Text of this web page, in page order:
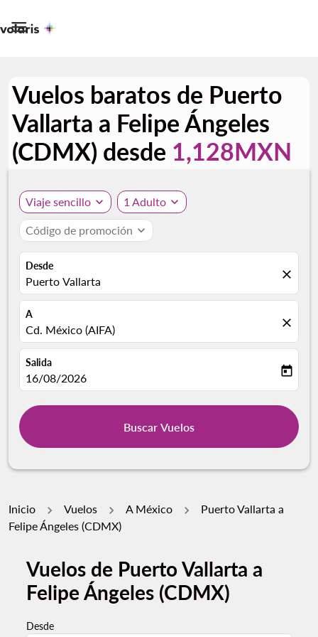

Vuelos baratos de Puerto
Vallarta a Felipe Ángeles
(CDMX) desde 1,128MXN
Viaje sencillo expand_more 1 Adulto expand_more
Código de promoción expand_more
Desde
Puerto Vallarta close
A
Cd. México (AIFA) close
Salida
fc-booking-departure-date-aria-label
16/08/2026 today
Buscar Vuelos
Inicio Vuelos A México
Puerto Vallarta a
Felipe Ángeles (CDMX)
Vuelos de Puerto Vallarta a
Felipe Ángeles (CDMX)
Desde